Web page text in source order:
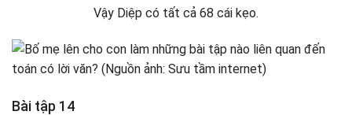
Vậy Diệp có tất cả 68 cái kẹo.
Bài tập 14